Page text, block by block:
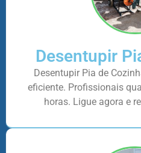
Desentupir
Desentupir Pia de
eficiente. Profissionais
horas. Ligue agora e